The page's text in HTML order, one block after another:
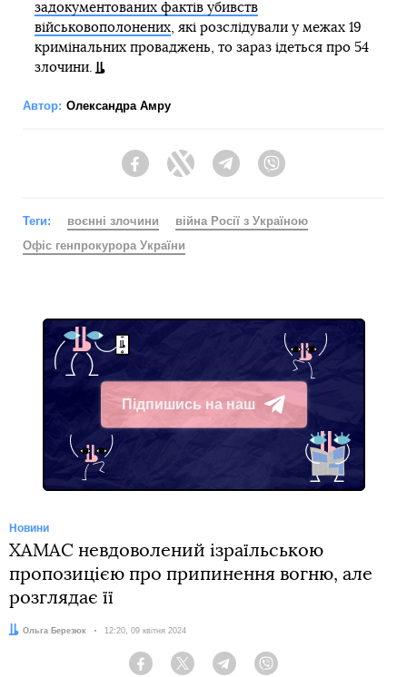
задокументованих фактів убивств
військовополонених, які розслідували у межах 19
кримінальних проваджень, то зараз ідеться про 54
злочини.
Автор: Олександра Амру
FacebookTwitter Telegram
Теги: воєнні злочини
війна Росії з Україною
Офіс генпрокурора України
Підпишись на наш
Telegram
Новини
ХАМАС невдоволений ізраїльською
пропозицією про припинення вогню, але
розглядає її
Автор:
Ольга Березюк Дата:
12:20, 09 квітня 2024
Facebook Twitter Telegram